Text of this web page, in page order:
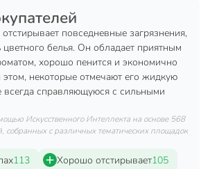
1 л
Chirton
Россия
свежесть
белья
повседневные загрязнения,
цветного белья. Он обладает приятным
хорошо пенится и экономично
этом, некоторые отмечают его жидкую
всегда справляющуюся с сильными
Искусственного Интеллекта на основе 568
собранных с различных тематических площадок
113 Хорошо отстирывает105